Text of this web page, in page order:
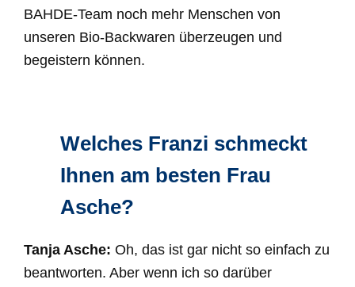
BAHDE-Team noch mehr Menschen von
unseren Bio-Backwaren überzeugen und
begeistern können.
Welches Franzi schmeckt
Ihnen am besten Frau
Asche?
Tanja Asche: Oh, das ist gar nicht so einfach zu
beantworten. Aber wenn ich so darüber